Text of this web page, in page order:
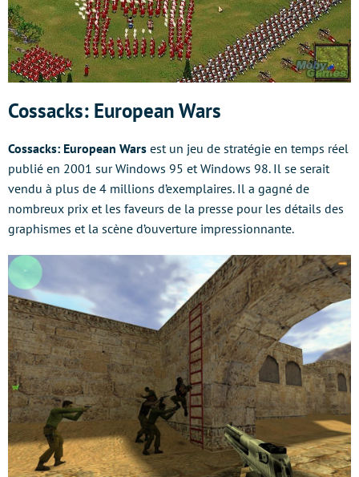
Cossacks: European Wars
Cossacks: European Wars est un jeu de stratégie en temps réel
publié en 2001 sur Windows 95 et Windows 98. Il se serait
vendu à plus de 4 millions d’exemplaires. Il a gagné de
nombreux prix et les faveurs de la presse pour les détails des
graphismes et la scène d’ouverture impressionnante.